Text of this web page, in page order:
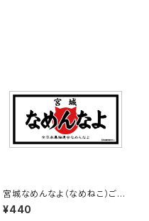
宮城なめんなよ（なめねこ）ご当
地ステッカー B-3
¥440